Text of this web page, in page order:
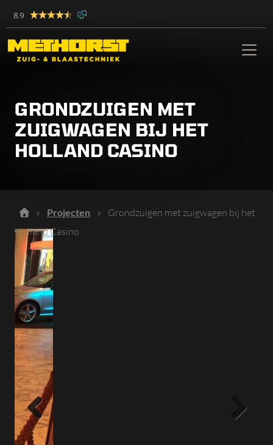
8.9
GRONDZUIGEN MET
ZUIGWAGEN BIJ HET
HOLLAND CASINO
» Projecten »
Grondzuigen met zuigwagen bij het
Holland Casino
Previous